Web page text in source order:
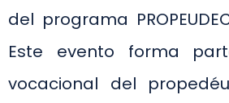
del programa
Este evento forma
vocacional del